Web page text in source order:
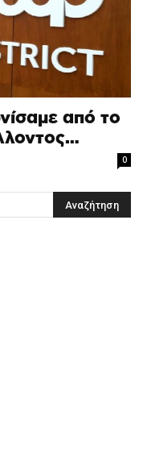
από το
0